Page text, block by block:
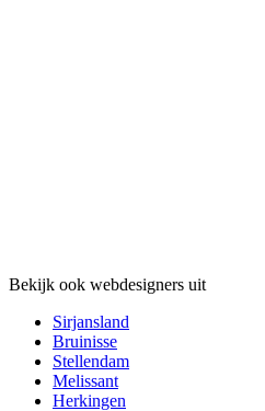
Bekijk ook webdesigners uit
Sirjansland
Bruinisse
Stellendam
Melissant
Herkingen